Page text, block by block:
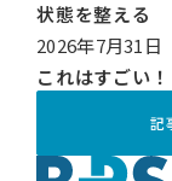
状態を整える
2026年7月31日
これはすごい！
記